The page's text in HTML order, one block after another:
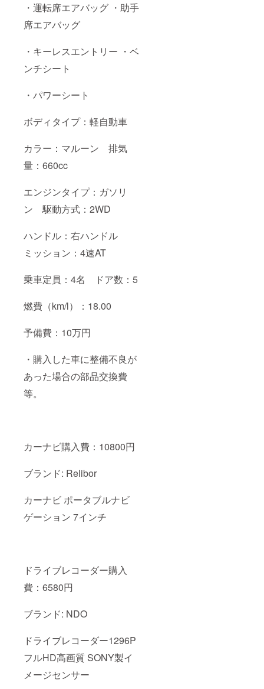
・運転席エアバッグ ・助手
席エアバッグ
・キーレスエントリー ・ベ
ンチシート
・パワーシート
ボディタイプ：軽自動車
カラー：マルーン 排気
量：660cc
エンジンタイプ：ガソリ
ン 駆動方式：2WD
ハンドル：右ハンドル
ミッション：4速AT
乗車定員：4名 ドア数：5
燃費（km/l）：18.00
予備費：10万円
・購入した車に整備不良が
あった場合の部品交換費
等。
カーナビ購入費：10800円
ブランド: Relibor
カーナビ ポータブルナビ
ゲーション 7インチ
ドライブレコーダー購入
費：6580円
ブランド: NDO
ドライブレコーダー1296P
フルHD高画質 SONY製イ
メージセンサー